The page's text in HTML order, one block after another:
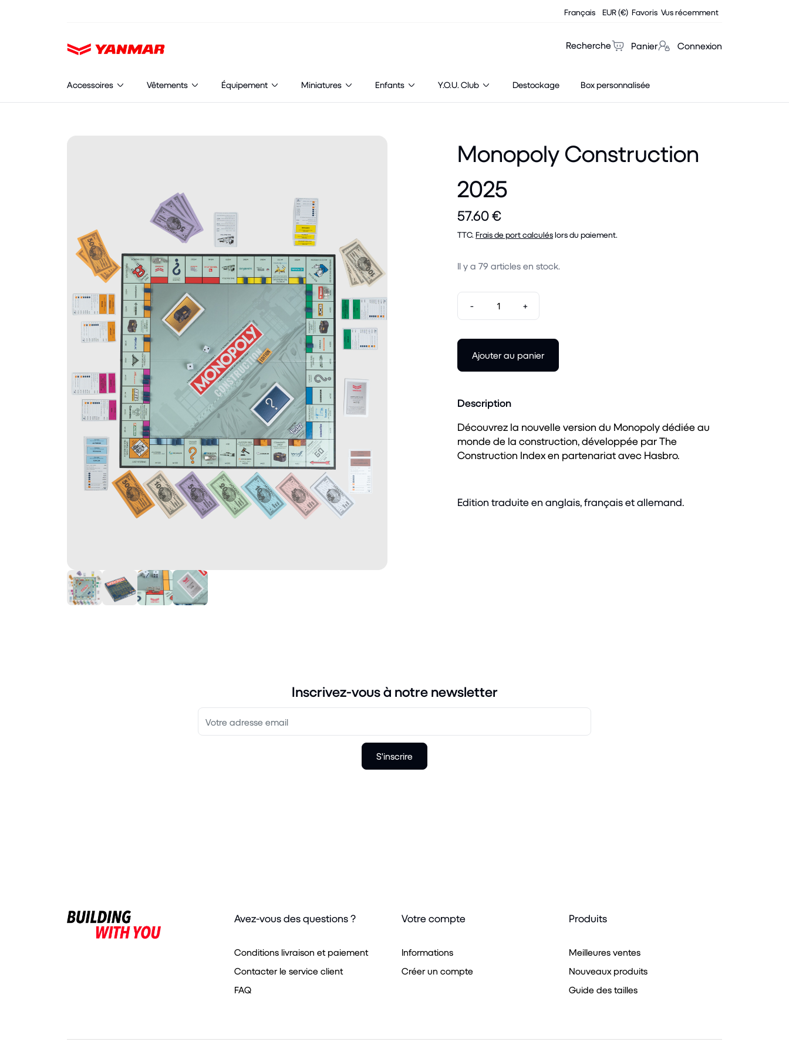
Français EUR (€) Favoris Vus récemment
Recherche Panier Connexion
Accessoires Vêtements Équipement Miniatures Enfants Y.O.U. Club Destockage Box personnalisée
Monopoly Construction
2025
57.60 €
TTC. Frais de port calculéslors du paiement.
Il y a 79 articles en stock.
- +
Ajouter au panier
Description
Découvrez la nouvelle version du Monopoly dédiée au
monde de la construction, développée par The
Construction Index en partenariat avec Hasbro.
Edition traduite en anglais, français et allemand.
Inscrivez-vous à notre newsletter
S'inscrire
Avez-vous des questions ?
Conditions livraison et paiement
Contacter le service client
FAQ
Votre compte
Informations
Créer un compte
Produits
Meilleures ventes
Nouveaux produits
Guide des tailles